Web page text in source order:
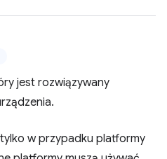
jest rozwiązywany
w przypadku platformy